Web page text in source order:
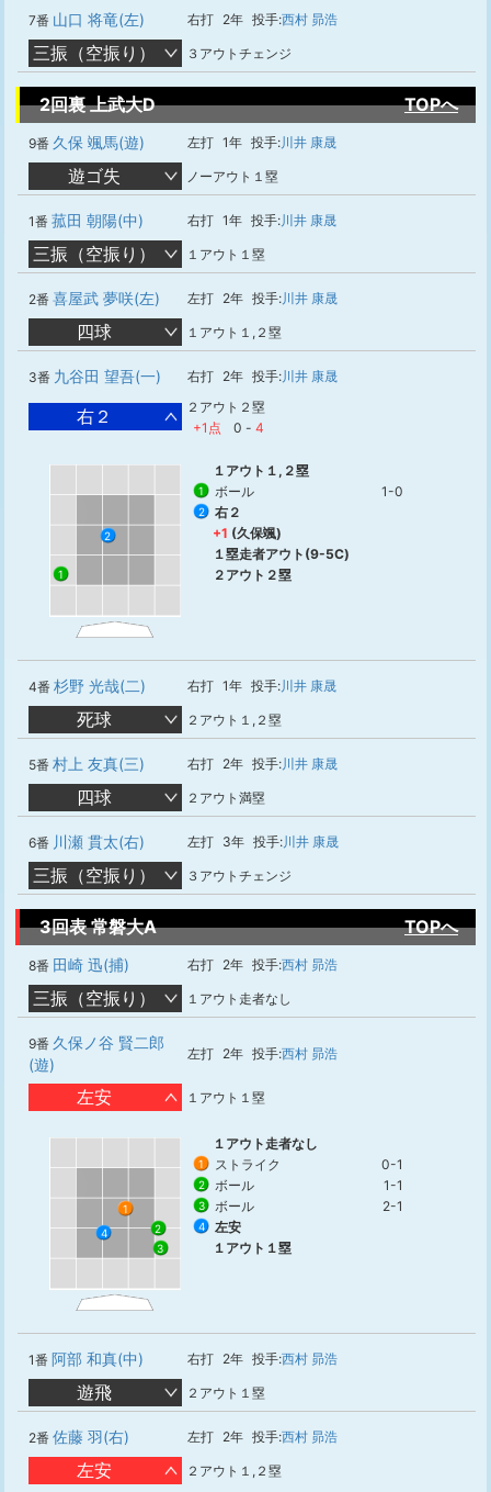
7番 山口 将竜(左) 右打 2年 投手:西村 昴浩
三振（空振り） ３アウトチェンジ
2回裏 上武大D TOPへ
9番 久保 颯馬(遊) 左打 1年 投手:川井 康晟
遊ゴ失 ノーアウト１塁
1番 菰田 朝陽(中) 右打 1年 投手:川井 康晟
三振（空振り） １アウト１塁
2番 喜屋武 夢咲(左) 左打 2年 投手:川井 康晟
四球 １アウト１,２塁
3番 九谷田 望吾(一) 右打 2年 投手:川井 康晟
右２
２アウト２塁
+1点
0 - 4
1
2
１アウト１,２塁
1 ボール 1-0
2
右２
+1 (久保颯)
１塁走者アウト(9-5C)
２アウト２塁
4番 杉野 光哉(二) 右打 1年 投手:川井 康晟
死球 ２アウト１,２塁
5番 村上 友真(三) 右打 2年 投手:川井 康晟
四球 ２アウト満塁
6番 川瀬 貫太(右) 左打 3年 投手:川井 康晟
三振（空振り） ３アウトチェンジ
3回表 常磐大A TOPへ
8番 田崎 迅(捕) 右打 2年 投手:西村 昴浩
三振（空振り） １アウト走者なし
9番 久保ノ谷 賢二郎
(遊)
左打 2年 投手:西村 昴浩
左安 １アウト１塁
1
2
3
4
１アウト走者なし
1 ストライク 0-1
2 ボール 1-1
3 ボール 2-1
4
左安
１アウト１塁
1番 阿部 和真(中) 右打 2年 投手:西村 昴浩
遊飛 ２アウト１塁
2番 佐藤 羽(右) 左打 2年 投手:西村 昴浩
左安 ２アウト１,２塁